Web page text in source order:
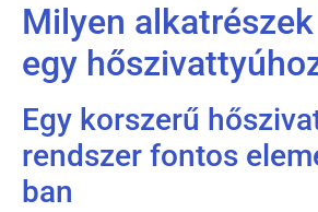
Milyen
egy
Egy korszerű
rendszer fontos
ban